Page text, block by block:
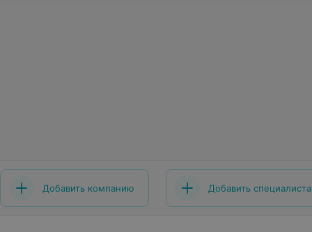
Добавить компанию Добавить специалиста